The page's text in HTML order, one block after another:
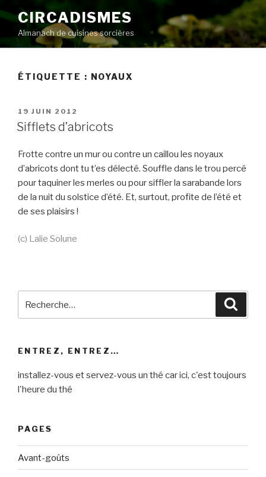
au
contenu
principal
CIRCADISMES
Almanach de cuisines sorcières
ÉTIQUETTE : NOYAUX
PUBLIÉ
LE
19 JUIN 2012
Sifflets d’abricots
Frotte contre un mur ou contre un caillou les noyaux
d’abricots dont tu t’es délecté. Souffle dans le trou percé
pour taquiner les merles ou pour siffler la sarabande lors
de la nuit du solstice d’été. Et, surtout, profite de l’été et
de ses plaisirs !
(c) Lalie Solune
pour
ENTREZ, ENTREZ…
installez-vous et servez-vous un thé car ici, c'est toujours
l'heure du thé
PAGES
Avant-goûts